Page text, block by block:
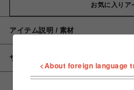
お気に入りア
アイテム説明 / 素材
サイズ
<About foreign language